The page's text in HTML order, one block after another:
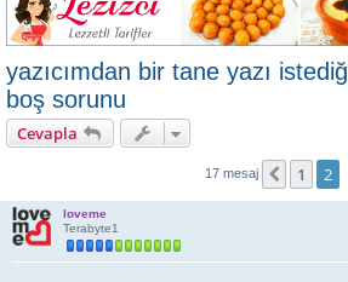
yazıcımdan bir tane yazı
boş sorunu
Cevapla
17 mesaj Önceki
1 2
loveme
Terabyte1